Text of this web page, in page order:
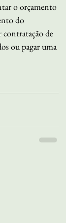
o orçamento
do
contratação de
ou pagar uma